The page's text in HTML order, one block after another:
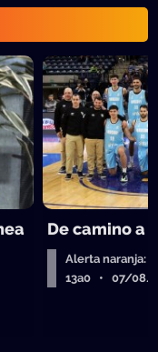
De camino a
Alerta naranja:
13a0 • 07/08/